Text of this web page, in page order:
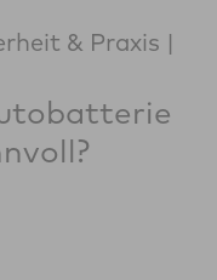
& Praxis